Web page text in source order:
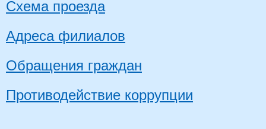
Схема проезда
Адреса филиалов
Обращения граждан
Противодействие коррупции